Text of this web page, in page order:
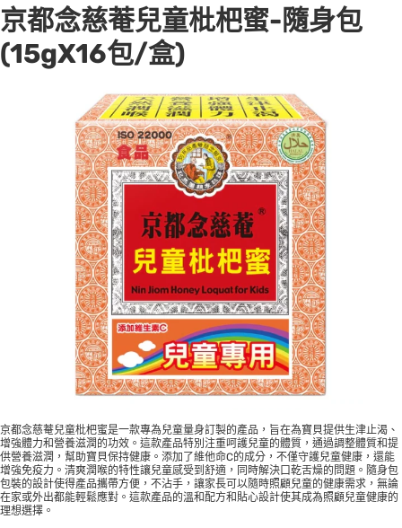
京都念慈菴兒童枇杷蜜-隨身包
(15gX16包/盒)
京都念慈菴兒童枇杷蜜是一款專為兒童量身訂製的產品，旨在為寶貝提供生津止渴、
增強體力和營養滋潤的功效。這款產品特別注重呵護兒童的體質，通過調整體質和提
供營養滋潤，幫助寶貝保持健康。添加了維他命C的成分，不僅守護兒童健康，還能
增強免疫力。清爽潤喉的特性讓兒童感受到舒適，同時解決口乾舌燥的問題。隨身包
包裝的設計使得產品攜帶方便，不沾手，讓家長可以隨時照顧兒童的健康需求，無論
在家或外出都能輕鬆應對。這款產品的溫和配方和貼心設計使其成為照顧兒童健康的
理想選擇。